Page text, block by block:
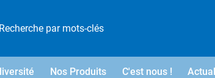
Nos Produits C'est nous !